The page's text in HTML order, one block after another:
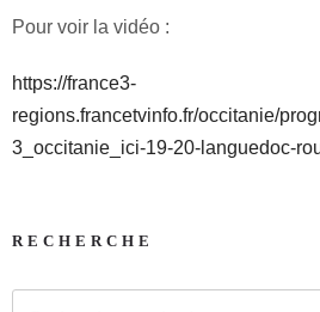
Pour voir la vidéo :
https://france3-
regions.francetvinfo.fr/occitanie/
3_occitanie_ici-19-20-languedoc-
RECHERCHE